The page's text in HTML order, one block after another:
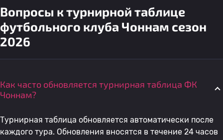
Вопросы к турнирной таблице
футбольного клуба Чоннам сезон
2026
Как часто обновляется турнирная таблица ФК
Чоннам?
Турнирная таблица обновляется автоматически после
каждого тура. Обновления вносятся в течение 24 часов